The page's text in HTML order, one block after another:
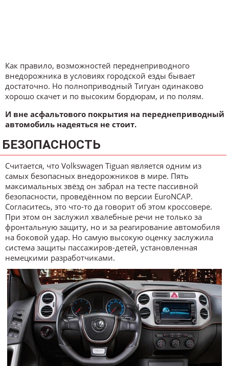
Как правило, возможностей переднеприводного
внедорожника в условиях городской езды бывает
достаточно. Но полноприводный Тигуан одинаково
хорошо скачет и по высоким бордюрам, и по полям.
И вне асфальтового покрытия на переднеприводный
автомобиль надеяться не стоит.
БЕЗОПАСНОСТЬ
Считается, что Volkswagen Tiguan является одним из
самых безопасных внедорожников в мире. Пять
максимальных звёзд он забрал на тесте пассивной
безопасности, проведённом по версии EuroNCAP.
Согласитесь, это что-то да говорит об этом кроссовере.
При этом он заслужил хвалебные речи не только за
фронтальную защиту, но и за реагирование автомобиля
на боковой удар. Но самую высокую оценку заслужила
система защиты пассажиров-детей, установленная
немецкими разработчиками.